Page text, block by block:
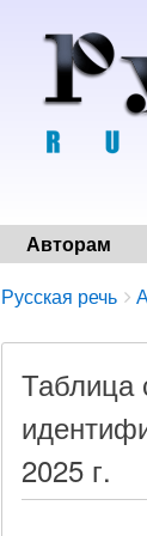
Авторам
Breadcrumbs
You
here:
Русская речь
Таблица
2025 г.